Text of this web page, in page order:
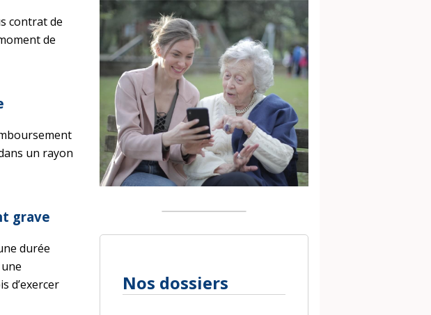
contrat de
de
un rayon
grave
durée
d’exercer
Nos dossiers